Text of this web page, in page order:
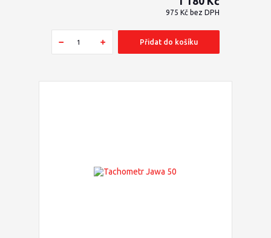
975 Kč bez DPH
Přidat do košíku